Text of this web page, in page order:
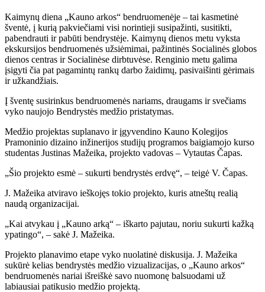
Kaimynų diena „Kauno arkos“ bendruomenėje – tai kasmetinė
šventė, į kurią pakviečiami visi norintieji susipažinti, susitikti,
pabendrauti ir pabūti bendrystėje. Kaimynų dienos metu vyksta
ekskursijos bendruomenės užsiėmimai, pažintinės Socialinės globos
dienos centras ir Socialinėse dirbtuvėse. Renginio metu galima
įsigyti čia pat pagamintų rankų darbo žaidimų, pasivaišinti gėrimais
ir užkandžiais.
Į šventę susirinkus bendruomenės nariams, draugams ir svečiams
vyko naujojo Bendrystės medžio pristatymas.
Medžio projektas suplanavo ir įgyvendino Kauno Kolegijos
Pramoninio dizaino inžinerijos studijų programos baigiamojo kurso
studentas Justinas Mažeika, projekto vadovas – Vytautas Čapas.
„Šio projekto esmė – sukurti bendrystės erdvę“, – teigė V. Čapas.
J. Mažeika atviravo ieškojęs tokio projekto, kuris atneštų realią
naudą organizacijai.
„Kai atvykau į „Kauno arką“ – iškarto pajutau, noriu sukurti kažką
ypatingo“, – sakė J. Mažeika.
Projekto planavimo etape vyko nuolatinė diskusija. J. Mažeika
sukūrė kelias bendrystės medžio vizualizacijas, o „Kauno arkos“
bendruomenės nariai išreiškė savo nuomonę balsuodami už
labiausiai patikusio medžio projektą.